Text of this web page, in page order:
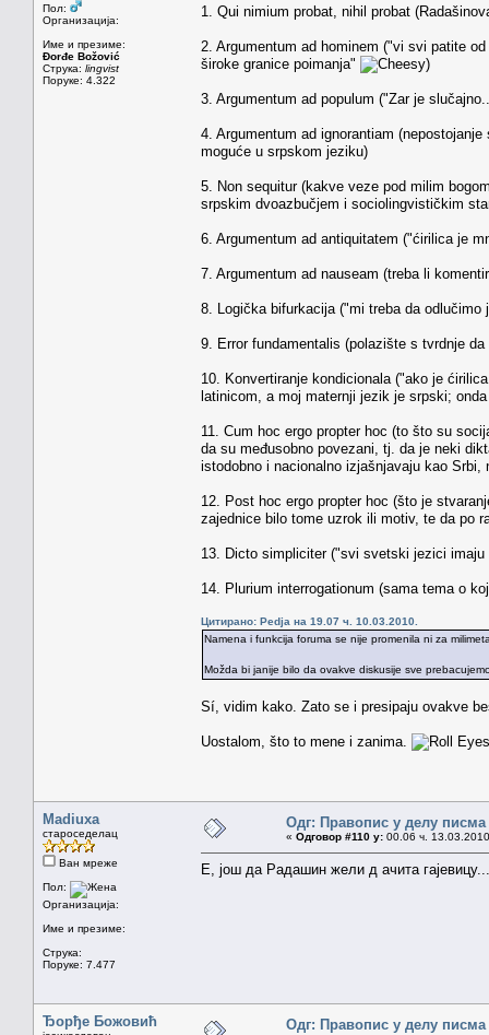
Пол:
Организација:
Име и презиме:
Đorđe Božović
Струка: lingvist
Поруке: 4.322
1. Qui nimium probat, nihil probat
2. Argumentum ad hominem ("vi svi patite
široke granice poimanja"
)
3. Argumentum ad populum ("Zar je
4. Argumentum ad ignorantiam
moguće u srpskom jeziku)
5. Non sequitur (kakve veze pod milim
srpskim dvoazbučjem i sociolingvističkim
6. Argumentum ad antiquitatem ("ćirilica je
7. Argumentum ad nauseam (treba li
8. Logička bifurkacija ("mi treba da
9. Error fundamentalis (polazište s tvrdnje
10. Konvertiranje kondicionala ("ako je
latinicom, a moj maternji jezik je srpski;
11. Cum hoc ergo propter hoc (to što su
da su međusobno povezani, tj. da je neki
istodobno i nacionalno izjašnjavaju kao
12. Post hoc ergo propter hoc (što je
zajednice bilo tome uzrok ili motiv, te da po
13. Dicto simpliciter ("svi svetski jezici imaju
14. Plurium interrogationum (sama tema o
Цитирано: Pedja на 19.07 ч. 10.03.2010.
Namena i funkcija foruma se nije promenila ni za
Možda bi janije bilo da ovakve diskusije sve
Sí, vidim kako. Zato se i presipaju ovakve
Uostalom, što to mene i zanima.
Madiuxa
староседелац
Ван мреже
Пол:
Организација:
Име и презиме:
Струка:
Поруке: 7.477
Одг: Правопис у делу писма
« Одговор #110 у: 00.06 ч.
Е, још да Радашин жели д ачита
Ђорђе Божовић Одг: Правопис у делу писма